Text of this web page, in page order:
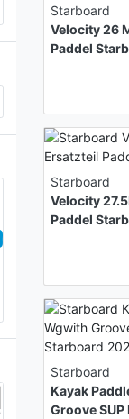
Starboard
Velocity 26
Paddel
Starboard
Velocity
Paddel
Starboard
Kayak
Groove